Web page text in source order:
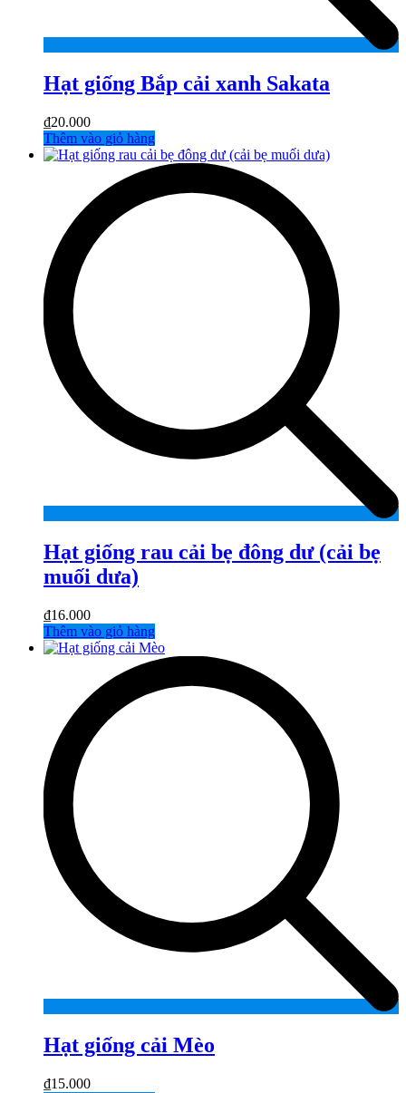
Hạt giống Bắp cải xanh Sakata
₫20.000
Thêm vào giỏ hàng
Hạt giống rau cải bẹ đông dư (cải bẹ
muối dưa)
₫16.000
Thêm vào giỏ hàng
Hạt giống cải Mèo
₫15.000